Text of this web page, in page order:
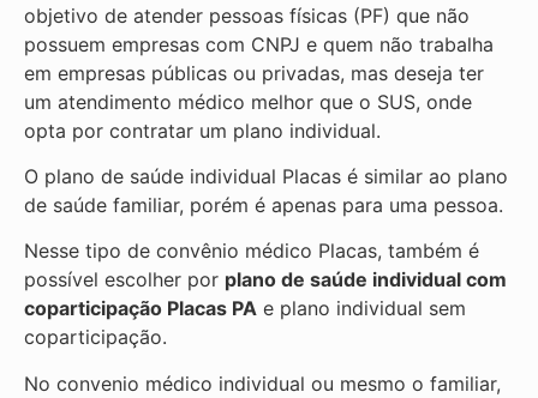
objetivo de atender pessoas físicas (PF) que não
possuem empresas com CNPJ e quem não trabalha
em empresas públicas ou privadas, mas deseja ter
um atendimento médico melhor que o SUS, onde
opta por contratar um plano individual.
O plano de saúde individual Placas é similar ao plano
de saúde familiar, porém é apenas para uma pessoa.
Nesse tipo de convênio médico Placas, também é
possível escolher por plano de saúde individual com
coparticipação Placas PA e plano individual sem
coparticipação.
No convenio médico individual ou mesmo o familiar,